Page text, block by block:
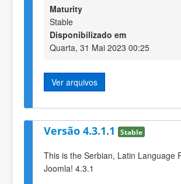
Maturity
Stable
Disponibilizado em
Quarta, 31 Mai 2023 00:25
Ver arquivos
Versão 4.3.1.1 Stable
This is the Serbian, Latin Language
Joomla! 4.3.1